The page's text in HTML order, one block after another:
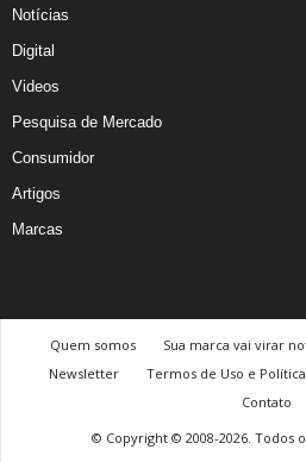
Notícias
Digital
Videos
Pesquisa de Mercado
Consumidor
Artigos
Marcas
Quem somos Sua marca vai virar
Newsletter
Termos de Uso e
Contato
© Copyright © 2008-2026. Todos